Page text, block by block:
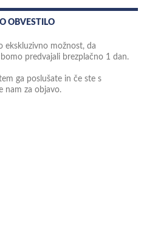
OBVESTILO
ekskluzivno možnost, da
predvajali brezplačno 1 dan.
ga poslušate in če ste s
nam za objavo.